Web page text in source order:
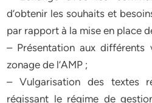
d’obtenir les souhaits et
par rapport à la mise en place
– Présentation aux différents
zonage de l’AMP ;
– Vulgarisation des textes
régissant le régime de